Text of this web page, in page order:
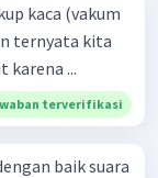
kaca (vakum
ternyata kita
karena ...
terverifikasi
baik suara